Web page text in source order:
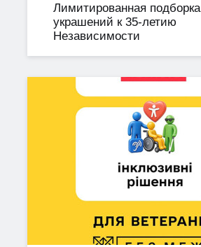
Лимитированная подборка
украшений к 35-летию
Независимости